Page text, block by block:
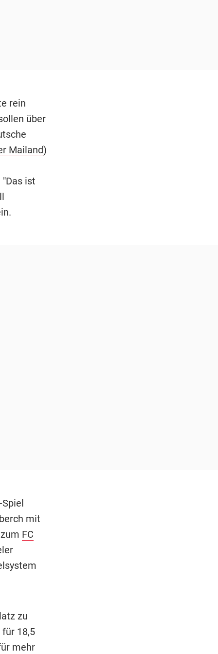
rein
über
Mailand)
ist
mit
FC
zu
18,5
mehr